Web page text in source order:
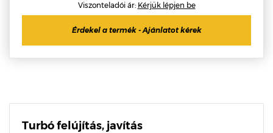
Viszonteladói ár: Kérjük lépjen be
Érdekel a termék - Ajánlatot kérek
Turbó felújítás, javítás